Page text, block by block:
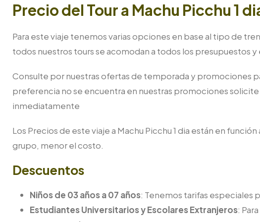
Precio del Tour a Machu Picchu 1
Para este viaje tenemos varias opciones en base al tipo de
todos nuestros tours se acomodan a todos los presupuestos y
Consulte por nuestras ofertas de temporada y promociones
preferencia no se encuentra en nuestras promociones
inmediatamente
Los Precios de este viaje a Machu Picchu 1 dia están en
grupo, menor el costo.
Descuentos
Niños de 03 años a 07 años: Tenemos tarifas especiales
Estudiantes Universitarios y Escolares Extranjeros: